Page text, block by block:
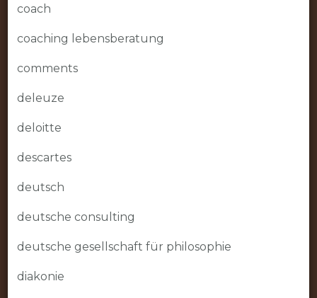
coach
coaching lebensberatung
comments
deleuze
deloitte
descartes
deutsch
deutsche consulting
deutsche gesellschaft für philosophie
diakonie